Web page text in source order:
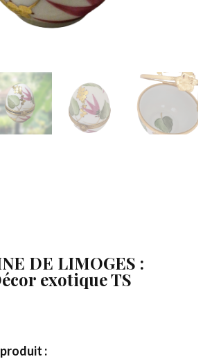
DE LIMOGES :
exotique TS
: